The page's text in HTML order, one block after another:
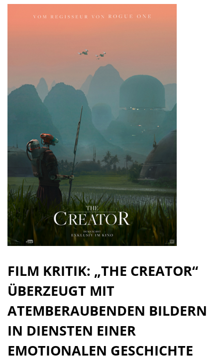
FILM KRITIK: „THE CREATOR“
ÜBERZEUGT MIT
ATEMBERAUBENDEN BILDERN
IN DIENSTEN EINER
EMOTIONALEN GESCHICHTE